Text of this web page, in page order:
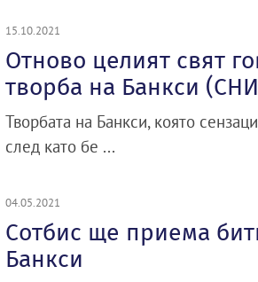
15.10.2021
Отново целият свят
творба на Банкси
Творбата на Банкси, която
след като бе ...
04.05.2021
Сотбис ще приема
Банкси